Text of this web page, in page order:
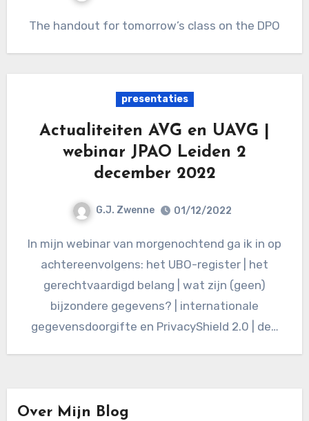
The handout for tomorrow’s class on the DPO
presentaties
Actualiteiten AVG en UAVG |
webinar JPAO Leiden 2
december 2022
G.J. Zwenne 01/12/2022
In mijn webinar van morgenochtend ga ik in op
achtereenvolgens: het UBO-register | het
gerechtvaardigd belang | wat zijn (geen)
bijzondere gegevens? | internationale
gegevensdoorgifte en PrivacyShield 2.0 | de…
Over Mijn Blog